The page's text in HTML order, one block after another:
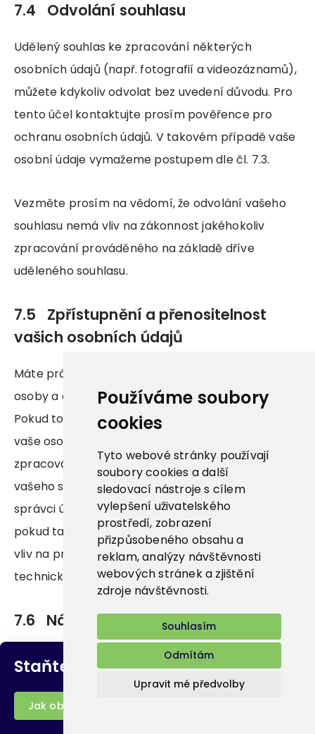
Používáme soubory
cookies
Tyto webové stránky používají
soubory cookies a další
sledovací nástroje s cílem
vylepšení uživatelského
prostředí, zobrazení
přizpůsobeného obsahu a
reklam, analýzy návštěvnosti
webových stránek a zjištění
zdroje návštěvnosti.
Souhlasím
Odmítám
Upravit mé předvolby
7.4 Odvolání souhlasu
Udělený souhlas ke zpracování některých
osobních údajů (např. fotografií a videozáznamů),
můžete kdykoliv odvolat bez uvedení důvodu. Pro
tento účel kontaktujte prosím pověřence pro
ochranu osobních údajů. V takovém případě vaše
osobní údaje vymažeme postupem dle čl. 7.3.
Vezměte prosím na vědomí, že odvolání vašeho
souhlasu nemá vliv na zákonnost jakéhokoliv
zpracování prováděného na základě dříve
uděleného souhlasu.
7.5 Zpřístupnění a přenositelnost
vašich osobních údajů
Máte právo získat osobní údaje týkající se vaší
osoby a osobní údaje, které jste nám poskytli.
Pokud to budete požadovat, můžeme některé
vaše osobní údaje (zejména ty údaje, které
zpracováváme na základě plnění smlouvy a/nebo
vašeho souhlasu) zaslat přímo třetí straně (jinému
správci údajů), kterého uvedete ve své žádosti,
pokud takový požadavek nebude mít negativní
vliv na práva a svobody jiných osob, a pokud bude
technicky proveditelný.
7.6 Námitky proti zpracování
Máte právo vznést kdykoliv námitku proti
zpracování osobních údajů zpracovávaných na
základě našeho oprávněného zájmu, případně pro
splnění úkolu prováděného ve veřejném zájmu
Staňte se našímzákazníkem
Jak objednat?